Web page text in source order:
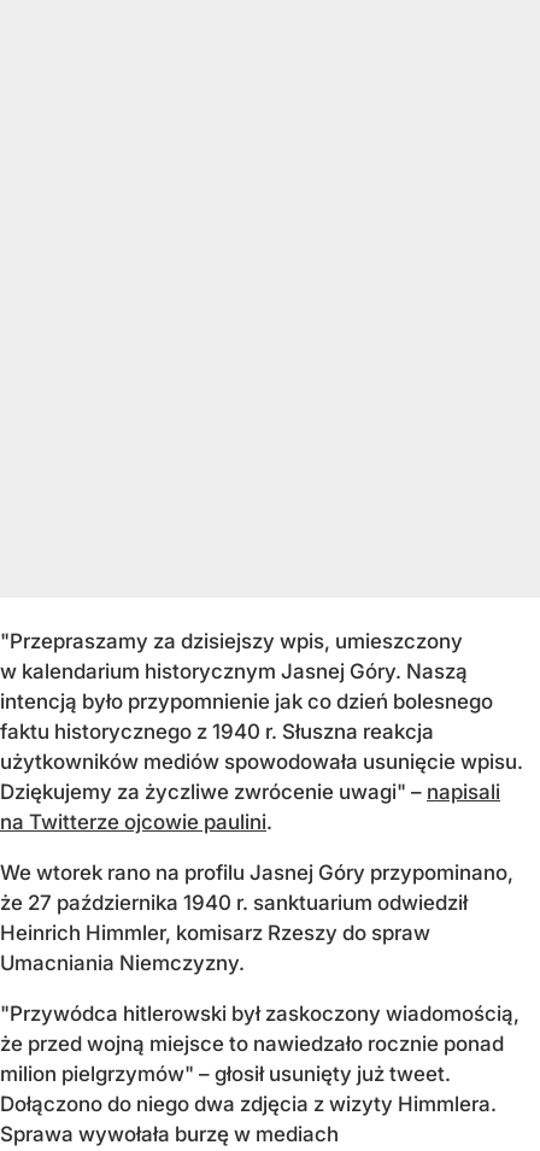
"Przepraszamy za dzisiejszy wpis, umieszczony
w kalendarium historycznym Jasnej Góry. Naszą
intencją było przypomnienie jak co dzień bolesnego
faktu historycznego z 1940 r. Słuszna reakcja
użytkowników mediów spowodowała usunięcie wpisu.
Dziękujemy za życzliwe zwrócenie uwagi" – napisali
na Twitterze ojcowie paulini.
We wtorek rano na profilu Jasnej Góry przypominano,
że 27 października 1940 r. sanktuarium odwiedził
Heinrich Himmler, komisarz Rzeszy do spraw
Umacniania Niemczyzny.
"Przywódca hitlerowski był zaskoczony wiadomością,
że przed wojną miejsce to nawiedzało rocznie ponad
milion pielgrzymów" – głosił usunięty już tweet.
Dołączono do niego dwa zdjęcia z wizyty Himmlera.
Sprawa wywołała burzę w mediach